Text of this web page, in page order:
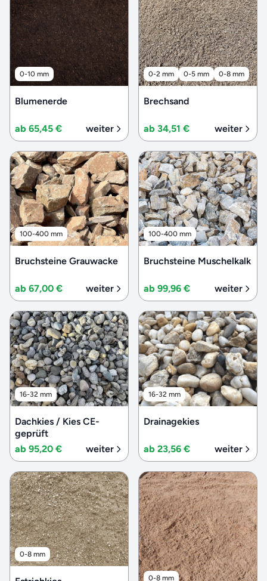
0-10 mm
Blumenerde
ab 65,45 € weiter
0-2 mm 0-5 mm 0-8 mm
Brechsand
ab 34,51 € weiter
100-400 mm
Bruchsteine Grauwacke
ab 67,00 € weiter
100-400 mm
Bruchsteine Muschelkalk
ab 99,96 € weiter
16-32 mm
Dachkies / Kies CE-
geprüft
ab 95,20 €
weiter
16-32 mm
Drainagekies
ab 23,56 € weiter
0-8 mm
0-8 mm